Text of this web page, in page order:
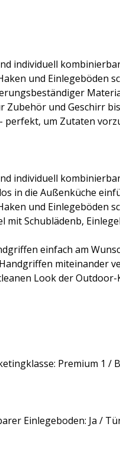
individuell
und Einlegeböden
und Geschirr
perfekt, um Zutaten
individuell
in die Außenküche
und Einlegeböden
Schublädenb,
einfach am
miteinander
Look der Outdoor-
Premium 1 /
Einlegeboden: Ja /